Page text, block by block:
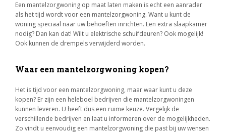
Een mantelzorgwoning op maat laten maken is echt een aanrader
als het tijd wordt voor een mantelzorgwoning. Want u kunt de
woning speciaal naar uw behoeften inrichten. Een extra slaapkamer
nodig? Dan kan dat! Wilt u elektrische schuifdeuren? Ook mogelijk!
Ook kunnen de drempels verwijderd worden.
Waar een mantelzorgwoning kopen?
Het is tijd voor een mantelzorgwoning, maar waar kunt u deze
kopen? Er zijn een heleboel bedrijven die mantelzorgwoningen
kunnen leveren. U heeft dus een ruime keuze. Vergelijk de
verschillende bedrijven en laat u informeren over de mogelijkheden.
Zo vindt u eenvoudig een mantelzorgwoning die past bij uw wensen